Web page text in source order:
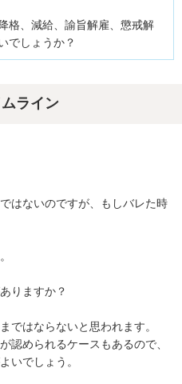
格、減給、諭旨解雇、懲戒解
でしょうか？
ライン
はないのですが、もしバレた時
りますか？
ではならないと思われます。
認められるケースもあるので、
いでしょう。